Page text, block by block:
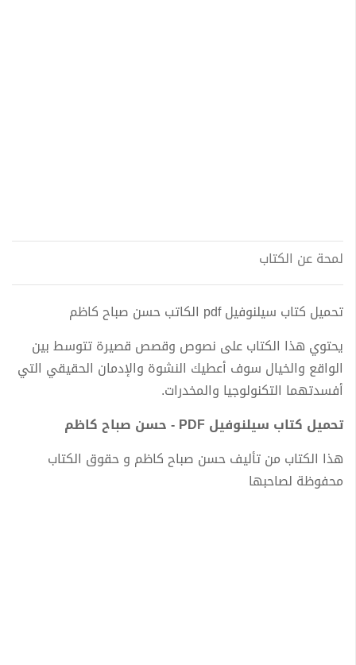
لمحة عن الكتاب
تحميل كتاب سيلنوفيل pdf الكاتب حسن صباح كاظم
يحتوي هذا الكتاب على نصوص وقصص قصيرة تتوسط بين
الواقع والخيال سوف أعطيك النشوة والإدمان الحقيقي التي
أفسدتهما التكنولوجيا والمخدرات.
تحميل كتاب سيلنوفيل PDF - حسن صباح كاظم
هذا الكتاب من تأليف حسن صباح كاظم و حقوق الكتاب
محفوظة لصاحبها